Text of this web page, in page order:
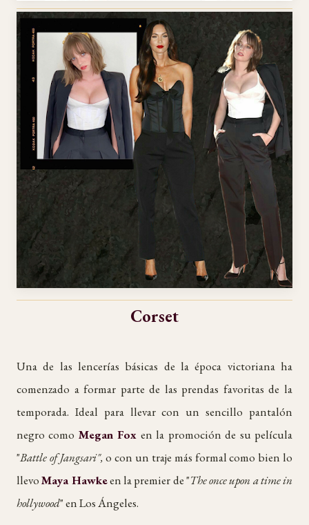
Corset
Una de las lencerías básicas de la época victoriana ha
comenzado a formar parte de las prendas favoritas de la
temporada. Ideal para llevar con un sencillo pantalón
negro como Megan Fox en la promoción de su película
"Battle of Jangsari",o con un traje más formal como bien lo
llevoMaya Hawkeen la premier de "The once upon a time in
hollywood" en Los Ángeles.